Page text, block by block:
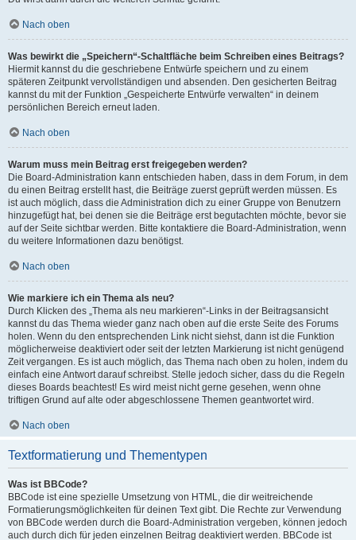
Nach oben
Was bewirkt die „Speichern“-Schaltfläche beim Schreiben eines Beitrags?
Hiermit kannst du die geschriebene Entwürfe speichern und zu einem
späteren Zeitpunkt vervollständigen und absenden. Den gesicherten Beitrag
kannst du mit der Funktion „Gespeicherte Entwürfe verwalten“ in deinem
persönlichen Bereich erneut laden.
Nach oben
Warum muss mein Beitrag erst freigegeben werden?
Die Board-Administration kann entschieden haben, dass in dem Forum, in dem
du einen Beitrag erstellt hast, die Beiträge zuerst geprüft werden müssen. Es
ist auch möglich, dass die Administration dich zu einer Gruppe von Benutzern
hinzugefügt hat, bei denen sie die Beiträge erst begutachten möchte, bevor sie
auf der Seite sichtbar werden. Bitte kontaktiere die Board-Administration, wenn
du weitere Informationen dazu benötigst.
Nach oben
Wie markiere ich ein Thema als neu?
Durch Klicken des „Thema als neu markieren“-Links in der Beitragsansicht
kannst du das Thema wieder ganz nach oben auf die erste Seite des Forums
holen. Wenn du den entsprechenden Link nicht siehst, dann ist die Funktion
möglicherweise deaktiviert oder seit der letzten Markierung ist nicht genügend
Zeit vergangen. Es ist auch möglich, das Thema nach oben zu holen, indem du
einfach eine Antwort darauf schreibst. Stelle jedoch sicher, dass du die Regeln
dieses Boards beachtest! Es wird meist nicht gerne gesehen, wenn ohne
triftigen Grund auf alte oder abgeschlossene Themen geantwortet wird.
Nach oben
Textformatierung und Thementypen
Was ist BBCode?
BBCode ist eine spezielle Umsetzung von HTML, die dir weitreichende
Formatierungsmöglichkeiten für deinen Text gibt. Die Rechte zur Verwendung
von BBCode werden durch die Board-Administration vergeben, können jedoch
auch durch dich für jeden einzelnen Beitrag deaktiviert werden. BBCode ist